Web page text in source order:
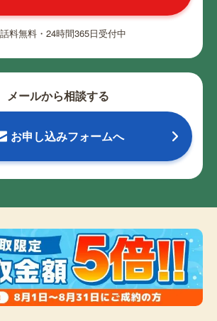
料無料・24時間365日受付中
メールから相談する
お申し込みフォームへ